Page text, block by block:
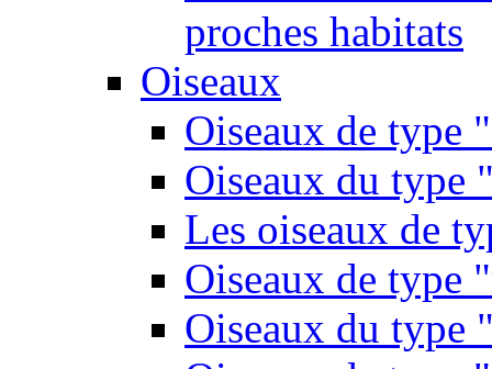
proches habitats
Oiseaux
Oiseaux de type
Oiseaux du type
Les oiseaux de
Oiseaux de type
Oiseaux du type